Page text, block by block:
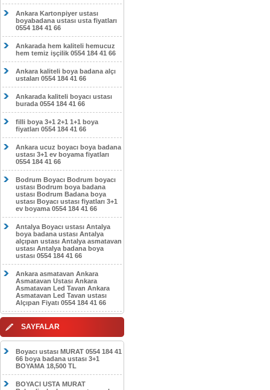
Ankara Kartonpiyer ustası
boyabadana ustası usta fiyatları
0554 184 41 66
Ankarada hem kaliteli hemucuz
hem temiz işçilik 0554 184 41 66
Ankara kaliteli boya badana alçı
ustaları 0554 184 41 66
Ankarada kaliteli boyacı ustası
burada 0554 184 41 66
filli boya 3+1 2+1 1+1 boya
fiyatları 0554 184 41 66
Ankara ucuz boyacı boya badana
ustası 3+1 ev boyama fiyatları
0554 184 41 66
Bodrum Boyacı Bodrum boyacı
ustası Bodrum boya badana
ustası Bodrum Badana boya
ustası Boyacı ustası fiyatları 3+1
ev boyama 0554 184 41 66
Antalya Boyacı ustası Antalya
boya badana ustası Antalya
alçıpan ustası Antalya asmatavan
ustası Antalya badana boya
ustası 0554 184 41 66
Ankara asmatavan Ankara
Asmatavan Ustası Ankara
Asmatavan Led Tavan Ankara
Asmatavan Led Tavan ustası
Alçıpan Fiyatı 0554 184 41 66
SAYFALAR
Boyacı ustası MURAT 0554 184 41
66 boya badana ustası 3+1
BOYAMA 18,500 TL
BOYACI USTA MURAT